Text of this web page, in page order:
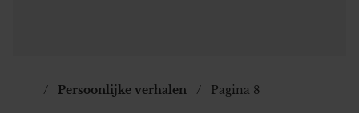
Persoonlijke verhalen Pagina 8